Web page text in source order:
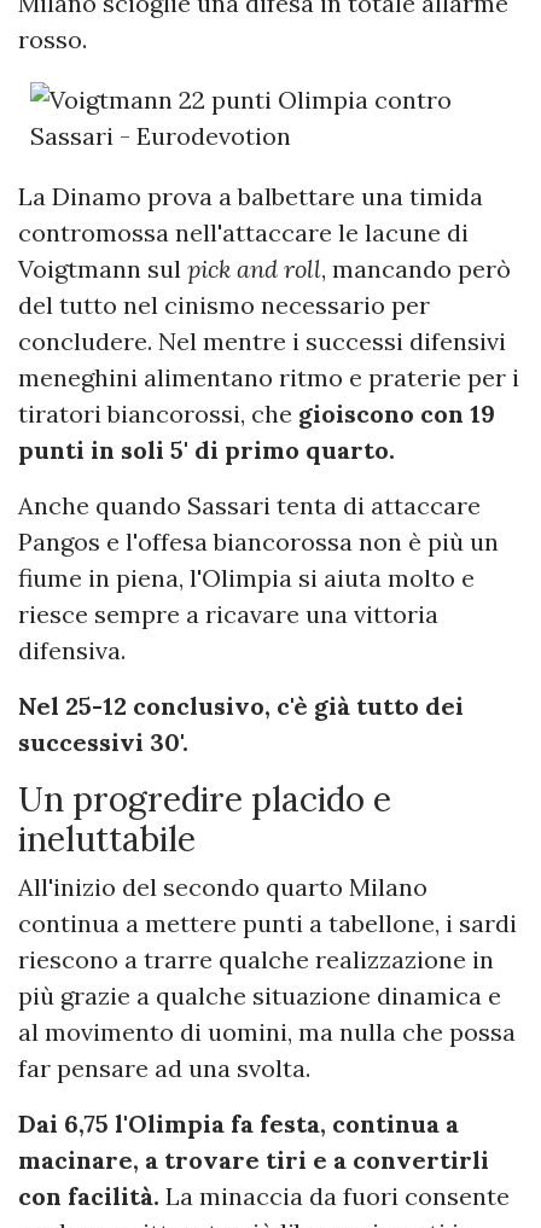
rosso.
La Dinamo prova a balbettare una timida
contromossa nell'attaccare le lacune di
Voigtmann sul pick and roll, mancando però
del tutto nel cinismo necessario per
concludere. Nel mentre i successi difensivi
meneghini alimentano ritmo e praterie per i
tiratori biancorossi, che gioiscono con 19
punti in soli 5' di primo quarto.
Anche quando Sassari tenta di attaccare
Pangos e l'offesa biancorossa non è più un
fiume in piena, l'Olimpia si aiuta molto e
riesce sempre a ricavare una vittoria
difensiva.
Nel 25-12 conclusivo, c'è già tutto dei
successivi 30'.
Un progredire placido e
ineluttabile
All'inizio del secondo quarto Milano
continua a mettere punti a tabellone, i sardi
riescono a trarre qualche realizzazione in
più grazie a qualche situazione dinamica e
al movimento di uomini, ma nulla che possa
far pensare ad una svolta.
Dai 6,75 l'Olimpia fa festa, continua a
macinare, a trovare tiri e a convertirli
con facilità. La minaccia da fuori consente